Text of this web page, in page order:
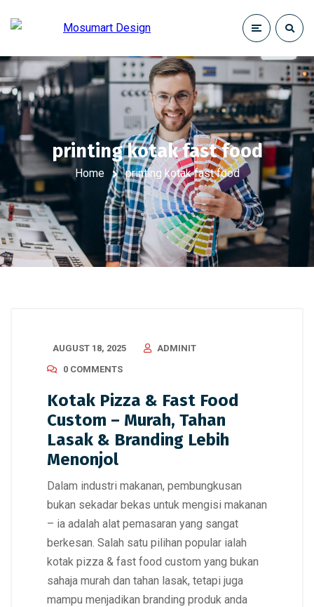
printing kotak fast food
Home printing kotak fast food
AUGUST 18, 2025
ADMINIT
0 COMMENTS
Kotak Pizza & Fast Food
Custom – Murah, Tahan
Lasak & Branding Lebih
Menonjol
Dalam industri makanan, pembungkusan
bukan sekadar bekas untuk mengisi makanan
– ia adalah alat pemasaran yang sangat
berkesan. Salah satu pilihan popular ialah
kotak pizza & fast food custom yang bukan
sahaja murah dan tahan lasak, tetapi juga
mampu menjadikan branding produk anda